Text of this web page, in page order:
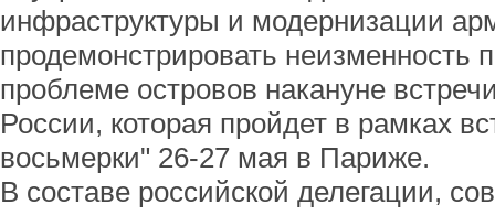
инфраструктуры и модернизации
продемонстрировать неизменность
проблеме островов накануне
России, которая пройдет в рамках
восьмерки" 26-27 мая в Париже.
В составе российской делегации,